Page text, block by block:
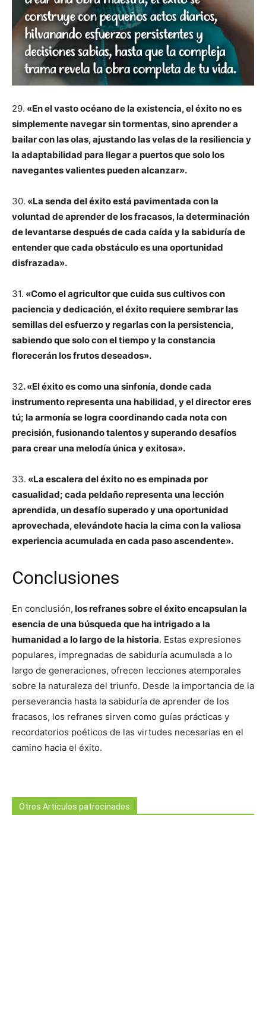
29. «En el vasto océano de la existencia, el éxito no es
simplemente navegar sin tormentas, sino aprender a
bailar con las olas, ajustando las velas de la resiliencia y
la adaptabilidad para llegar a puertos que solo los
navegantes valientes pueden alcanzar».
30. «La senda del éxito está pavimentada con la
voluntad de aprender de los fracasos, la determinación
de levantarse después de cada caída y la sabiduría de
entender que cada obstáculo es una oportunidad
disfrazada».
31. «Como el agricultor que cuida sus cultivos con
paciencia y dedicación, el éxito requiere sembrar las
semillas del esfuerzo y regarlas con la persistencia,
sabiendo que solo con el tiempo y la constancia
florecerán los frutos deseados».
32. «El éxito es como una sinfonía, donde cada
instrumento representa una habilidad, y el director eres
tú; la armonía se logra coordinando cada nota con
precisión, fusionando talentos y superando desafíos
para crear una melodía única y exitosa».
33. «La escalera del éxito no es empinada por
casualidad; cada peldaño representa una lección
aprendida, un desafío superado y una oportunidad
aprovechada, elevándote hacia la cima con la valiosa
experiencia acumulada en cada paso ascendente».
Conclusiones
En conclusión, los refranes sobre el éxito encapsulan la
esencia de una búsqueda que ha intrigado a la
humanidad a lo largo de la historia. Estas expresiones
populares, impregnadas de sabiduría acumulada a lo
largo de generaciones, ofrecen lecciones atemporales
sobre la naturaleza del triunfo. Desde la importancia de la
perseverancia hasta la sabiduría de aprender de los
fracasos, los refranes sirven como guías prácticas y
recordatorios poéticos de las virtudes necesarias en el
camino hacia el éxito.
Otros Artículos patrocinados